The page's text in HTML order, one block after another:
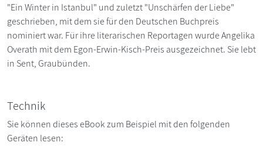
"Ein Winter in Istanbul" und zuletzt "Unschärfen der Liebe"
geschrieben, mit dem sie für den Deutschen Buchpreis
nominiert war. Für ihre literarischen Reportagen wurde Angelika
Overath mit dem Egon-Erwin-Kisch-Preis ausgezeichnet. Sie lebt
in Sent, Graubünden.
Technik
Sie können dieses eBook zum Beispiel mit den folgenden
Geräten lesen: